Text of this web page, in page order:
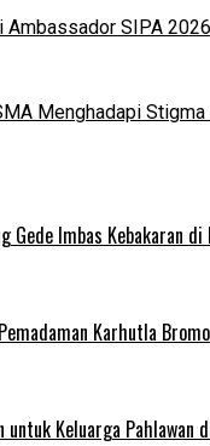
Ambassador SIPA 2026
Menghadapi
Gede Imbas Kebakaran di
Karhutla Bromo
Keluarga Pahlawan